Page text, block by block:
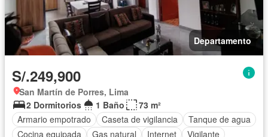
Departamento
S/.249,900
San Martín de Porres, Lima
2 Dormitorios
1 Baño
73 m²
Armario empotrado
Caseta de vigilancia
Tanque de agua
Cocina equipada
Gas natural Internet
Vigilante